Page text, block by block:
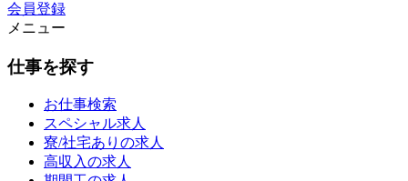
会員登録
メニュー
仕事を探す
お仕事検索
スペシャル求人
寮/社宅ありの求人
高収入の求人